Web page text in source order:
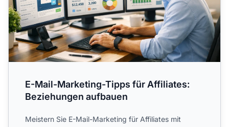
E-Mail-Marketing-Tipps für Affiliates:
Beziehungen aufbauen
Meistern Sie E-Mail-Marketing für Affiliates mit